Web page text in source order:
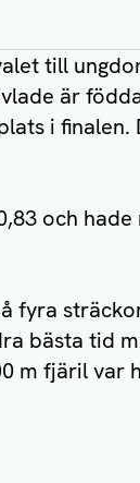
till
är
i
och
fyra
bästa tid
m fjäril var